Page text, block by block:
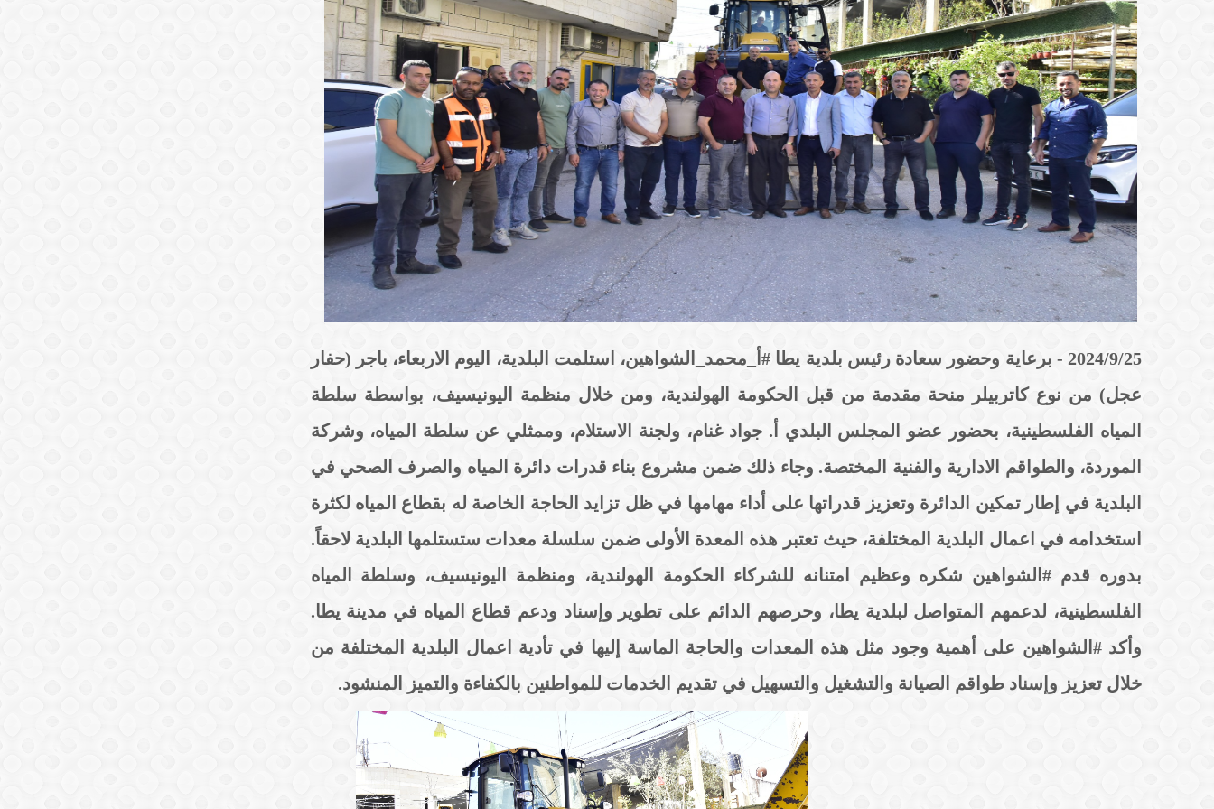
2024/9/25 - برعاية وحضور سعادة رئيس بلدية يطا #أ_محمد_الشواهين، استلمت البلدية، اليوم الاربعاء، باجر (حفار
عجل) من نوع كاتربيلر منحة مقدمة من قبل الحكومة الهولندية، ومن خلال منظمة اليونيسيف، بواسطة سلطة
المياه الفلسطينية، بحضور عضو المجلس البلدي أ. جواد غنام، ولجنة الاستلام، وممثلي عن سلطة المياه، وشركة
الموردة، والطواقم الادارية والفنية المختصة. وجاء ذلك ضمن مشروع بناء قدرات دائرة المياه والصرف الصحي في
البلدية في إطار تمكين الدائرة وتعزيز قدراتها على أداء مهامها في ظل تزايد الحاجة الخاصة له بقطاع المياه لكثرة
استخدامه في اعمال البلدية المختلفة، حيث تعتبر هذه المعدة الأولى ضمن سلسلة معدات ستستلمها البلدية لاحقاً.
بدوره قدم #الشواهين شكره وعظيم امتنانه للشركاء الحكومة الهولندية، ومنظمة اليونيسيف، وسلطة المياه
الفلسطينية، لدعمهم المتواصل لبلدية يطا، وحرصهم الدائم على تطوير وإسناد ودعم قطاع المياه في مدينة يطا.
وأكد #الشواهين على أهمية وجود مثل هذه المعدات والحاجة الماسة إليها في تأدية اعمال البلدية المختلفة من
خلال تعزيز وإسناد طواقم الصيانة والتشغيل والتسهيل في تقديم الخدمات للمواطنين بالكفاءة والتميز المنشود.